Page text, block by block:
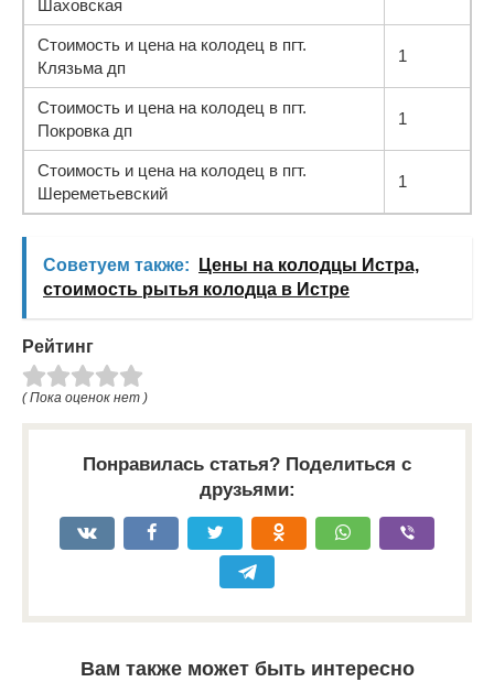
Шаховская
Стоимость и цена на колодец в пгт.
Клязьма дп
1
Стоимость и цена на колодец в пгт.
Покровка дп
1
Стоимость и цена на колодец в пгт.
Шереметьевский
1
Советуем также:
Цены на колодцы Истра,
стоимость рытья колодца в Истре
Рейтинг
( Пока оценок нет )
Понравилась статья? Поделиться с
друзьями:
Вам также может быть интересно